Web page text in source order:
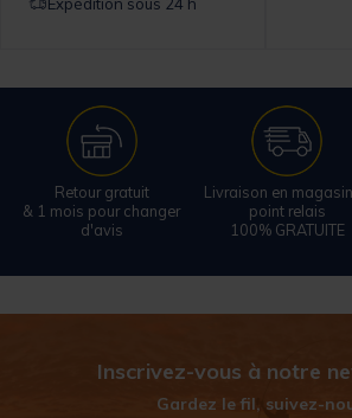
Expédition sous 24 h
Retour gratuit
& 1 mois pour changer
d'avis
Livraison en
point relais
100% GRATUITE
Inscrivez-vous à notre
Gardez le fil, suivez-